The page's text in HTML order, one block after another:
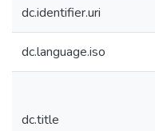
dc.identifier.uri
dc.language.iso
dc.title